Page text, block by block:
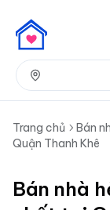
Trang chủ Bán
Quận Thanh Khê
Bán nhà